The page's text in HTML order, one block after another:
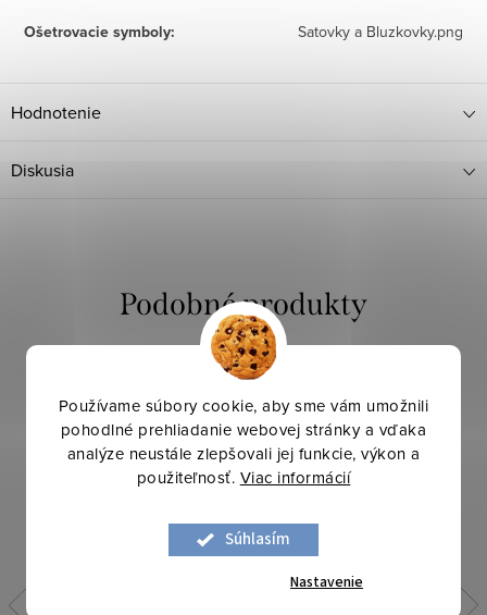
Používame súbory cookie, aby sme vám umožnili
pohodlné prehliadanie webovej stránky a vďaka
analýze neustále zlepšovali jej funkcie, výkon a
použiteľnosť. Viac informácií
Súhlasím
Nastavenie
Ošetrovacie symboly: Satovky a Bluzkovky.png
Hodnotenie
Diskusia